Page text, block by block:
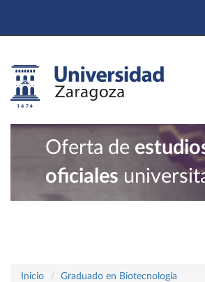
Oferta de
oficiales
Inicio
Graduado en Biotecnología